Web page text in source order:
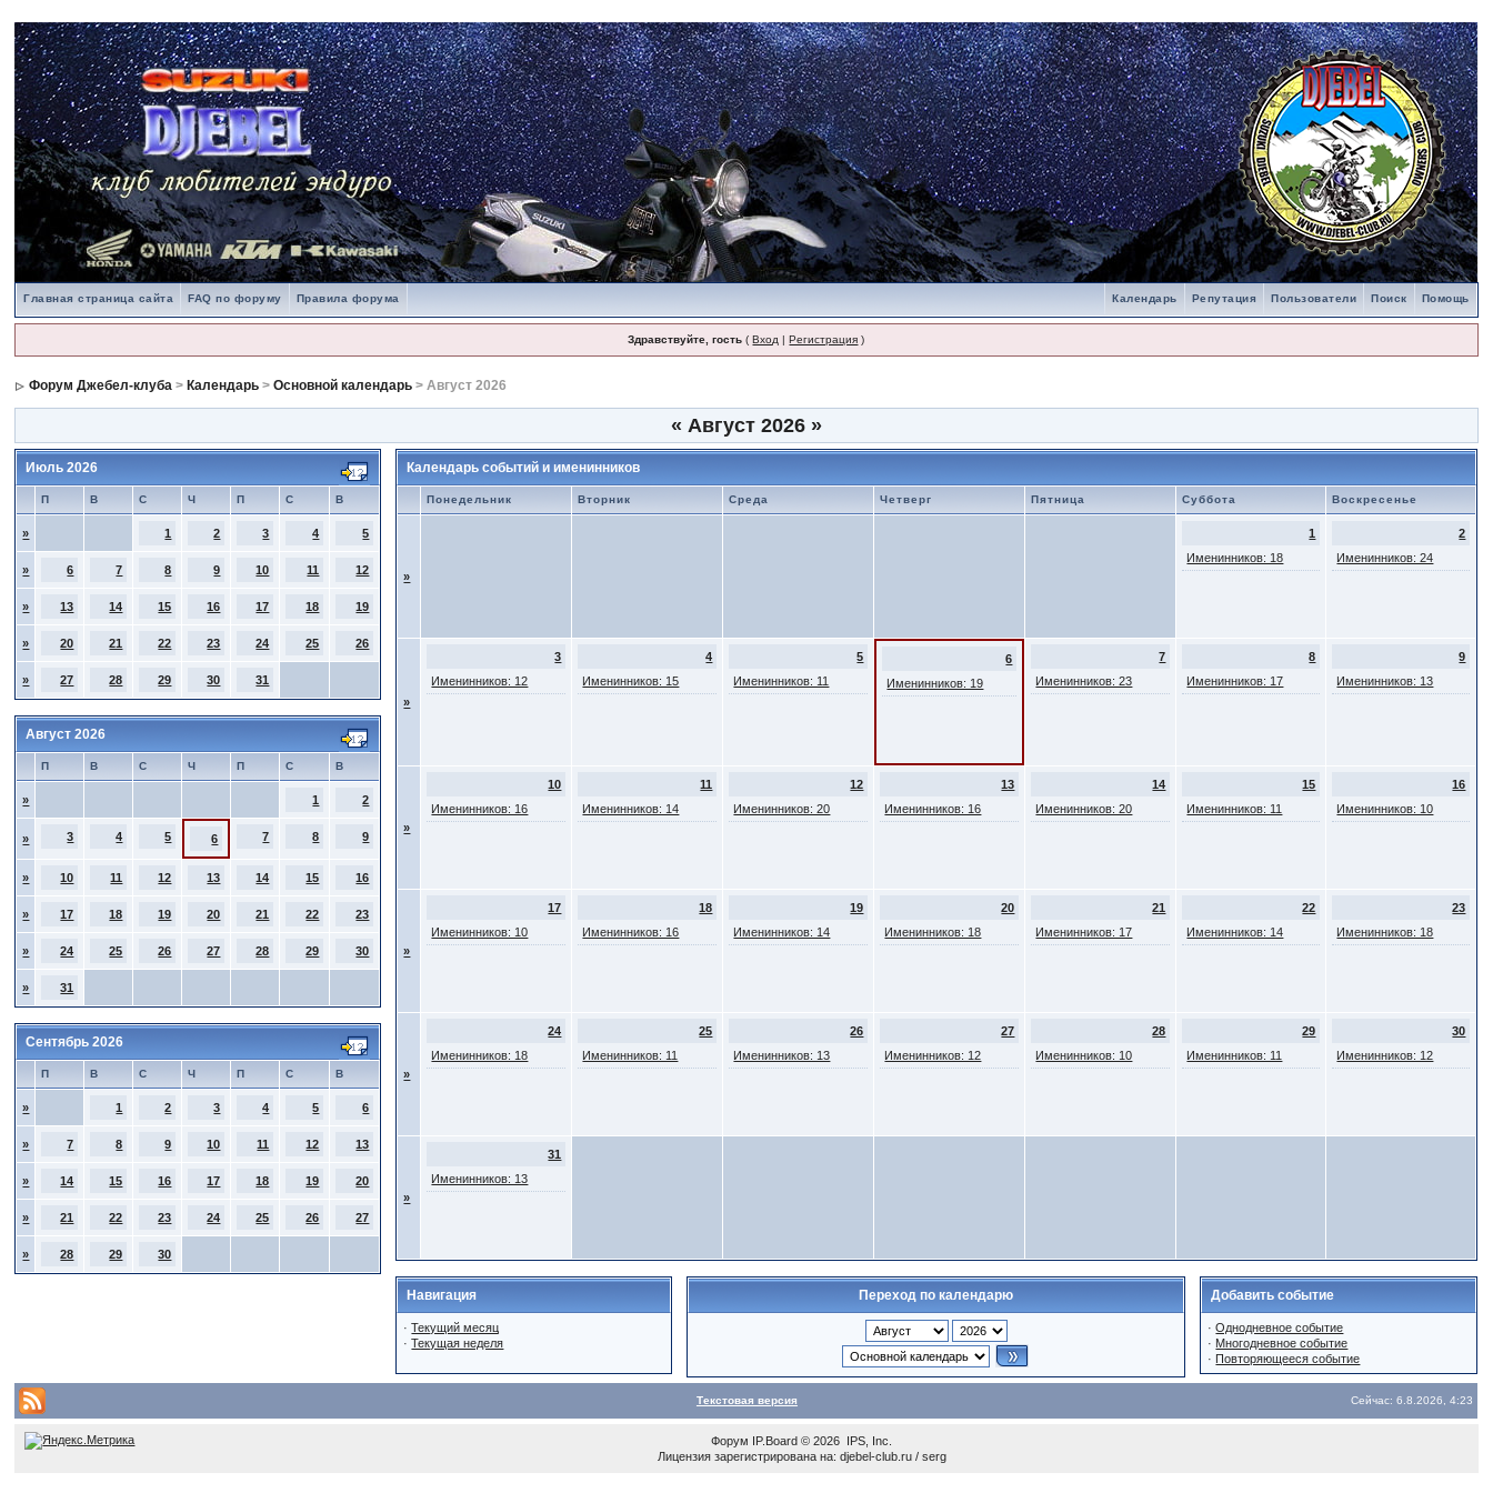
Главная страница сайта FAQ по форуму Правила форума Помощь
Поиск
Пользователи
Репутация
Календарь
Здравствуйте, гость (Вход |Регистрация )
Форум Джебел-клуба > Календарь >Основной календарь > Август 2026
« Август 2026 »
Июль 2026
П В С Ч П С В
» 1 2 3 4 5
» 6 7 8 9 10 11 12
» 13 14 15 16 17 18 19
» 20 21 22 23 24 25 26
» 27 28 29 30 31
Август 2026
П В С Ч П С В
» 1 2
» 3 4 5 6 7 8 9
» 10 11 12 13 14 15 16
» 17 18 19 20 21 22 23
» 24 25 26 27 28 29 30
» 31
Сентябрь 2026
П В С Ч П С В
» 1 2 3 4 5 6
» 7 8 9 10 11 12 13
» 14 15 16 17 18 19 20
» 21 22 23 24 25 26 27
» 28 29 30
Календарь событий и именинников
Понедельник Вторник Среда Четверг Пятница Суббота Воскресенье
»
1
Именинников: 18
2
Именинников: 24
»
3
Именинников: 12
4
Именинников: 15
5
Именинников: 11
6
Именинников: 19
7
Именинников: 23
8
Именинников: 17
9
Именинников: 13
»
10
Именинников: 16
11
Именинников: 14
12
Именинников: 20
13
Именинников: 16
14
Именинников: 20
15
Именинников: 11
16
Именинников: 10
»
17
Именинников: 10
18
Именинников: 16
19
Именинников: 14
20
Именинников: 18
21
Именинников: 17
22
Именинников: 14
23
Именинников: 18
»
24
Именинников: 18
25
Именинников: 11
26
Именинников: 13
27
Именинников: 12
28
Именинников: 10
29
Именинников: 11
30
Именинников: 12
»
31
Именинников: 13
Навигация
·Текущий месяц
·Текущая неделя
Переход по календарю Добавить событие
·Однодневное событие
· Многодневное событие
·Повторяющееся событие
Текстовая версия Сейчас: 6.8.2026, 4:23
Форум IP.Board © 2026 IPS, Inc
Лицензия зарегистрирована на: djebel-club.ru / serg